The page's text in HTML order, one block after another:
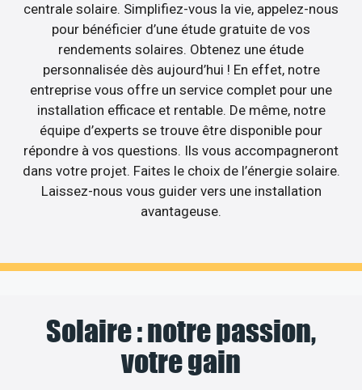
centrale solaire. Simplifiez-vous la vie, appelez-nous
pour bénéficier d’une étude gratuite de vos
rendements solaires. Obtenez une étude
personnalisée dès aujourd’hui ! En effet, notre
entreprise vous offre un service complet pour une
installation efficace et rentable. De même, notre
équipe d’experts se trouve être disponible pour
répondre à vos questions. Ils vous accompagneront
dans votre projet. Faites le choix de l’énergie solaire.
Laissez-nous vous guider vers une installation
avantageuse.
Solaire : notre passion,
votre gain